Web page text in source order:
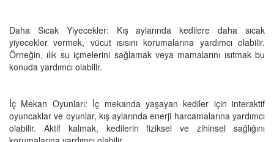
Daha Sıcak Yiyecekler: Kış aylarında kedilere daha sıcak
yiyecekler vermek, vücut ısısını korumalarına yardımcı olabilir.
Örneğin, ılık su içmelerini sağlamak veya mamalarını ısıtmak bu
konuda yardımcı olabilir.
İç Mekan Oyunları: İç mekanda yaşayan kediler için interaktif
oyuncaklar ve oyunlar, kış aylarında enerji harcamalarına yardımcı
olabilir. Aktif kalmak, kedilerin fiziksel ve zihinsel sağlığını